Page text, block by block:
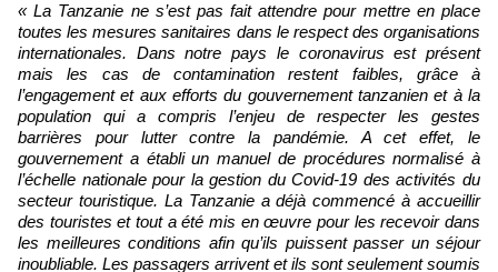
« La Tanzanie ne s’est pas fait attendre pour mettre en place
toutes les mesures sanitaires dans le respect des organisations
internationales. Dans notre pays le coronavirus est présent
mais les cas de contamination restent faibles, grâce à
l’engagement et aux efforts du gouvernement tanzanien et à la
population qui a compris l’enjeu de respecter les gestes
barrières pour lutter contre la pandémie. A cet effet, le
gouvernement a établi un manuel de procédures normalisé à
l’échelle nationale pour la gestion du Covid-19 des activités du
secteur touristique. La Tanzanie a déjà commencé à accueillir
des touristes et tout a été mis en œuvre pour les recevoir dans
les meilleures conditions afin qu’ils puissent passer un séjour
inoubliable. Les passagers arrivent et ils sont seulement soumis